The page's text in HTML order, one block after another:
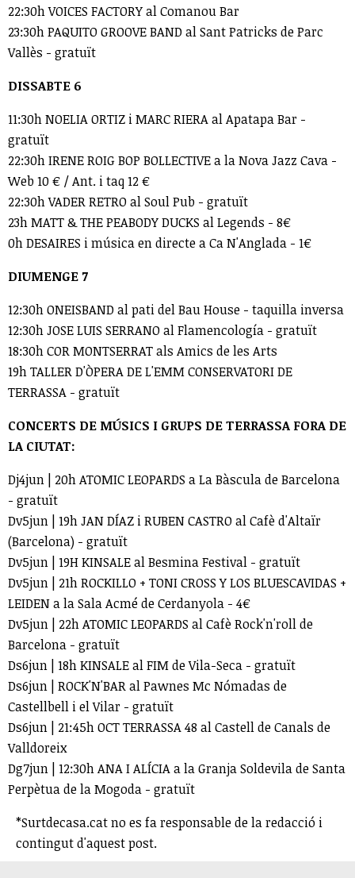
22:30h VOICES FACTORY al Comanou Bar
23:30h PAQUITO GROOVE BAND al Sant Patricks de Parc
Vallès - gratuït
DISSABTE 6
11:30h NOELIA ORTIZ i MARC RIERA al Apatapa Bar -
gratuït
22:30h IRENE ROIG BOP BOLLECTIVE a la Nova Jazz Cava -
Web 10 € / Ant. i taq 12 €
22:30h VADER RETRO al Soul Pub - gratuït
23h MATT & THE PEABODY DUCKS al Legends - 8€
0h DESAIRES i música en directe a Ca N'Anglada - 1€
DIUMENGE 7
12:30h ONEISBAND al pati del Bau House - taquilla inversa
12:30h JOSE LUIS SERRANO al Flamencología - gratuït
18:30h COR MONTSERRAT als Amics de les Arts
19h TALLER D'ÒPERA DE L'EMM CONSERVATORI DE
TERRASSA - gratuït
CONCERTS DE MÚSICS I GRUPS DE TERRASSA FORA DE
LA CIUTAT:
Dj4jun | 20h ATOMIC LEOPARDS a La Bàscula de Barcelona
- gratuït
Dv5jun | 19h JAN DÍAZ i RUBEN CASTRO al Cafè d'Altaïr
(Barcelona) - gratuït
Dv5jun | 19H KINSALE al Besmina Festival - gratuït
Dv5jun | 21h ROCKILLO + TONI CROSS Y LOS BLUESCAVIDAS +
LEIDEN a la Sala Acmé de Cerdanyola - 4€
Dv5jun | 22h ATOMIC LEOPARDS al Cafè Rock'n'roll de
Barcelona - gratuït
Ds6jun | 18h KINSALE al FIM de Vila-Seca - gratuït
Ds6jun | ROCK'N'BAR al Pawnes Mc Nómadas de
Castellbell i el Vilar - gratuït
Ds6jun | 21:45h OCT TERRASSA 48 al Castell de Canals de
Valldoreix
Dg7jun | 12:30h ANA I ALÍCIA a la Granja Soldevila de Santa
Perpètua de la Mogoda - gratuït
*Surtdecasa.cat no es fa responsable de la redacció i
contingut d'aquest post.